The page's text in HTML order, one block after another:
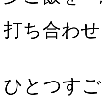
打ち合わ
ひとつす